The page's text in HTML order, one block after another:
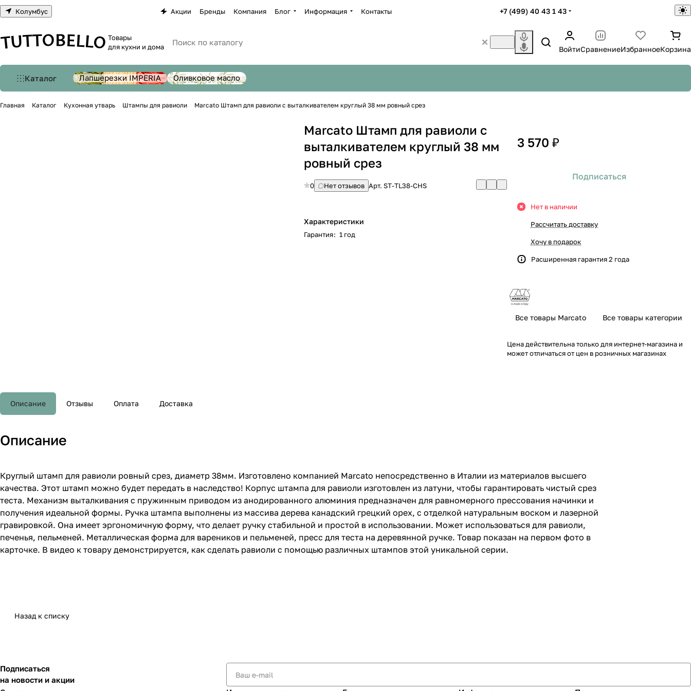
Колумбус Акции Бренды Компания Блог Информация Контакты +7 (499) 40 43 1 43
Товары
для кухни и дома
ВойтиСравнениеИзбранноеКорзина
Каталог Лапшерезки IMPERIA Оливковое масло
Главная Каталог Кухонная утварь Штампы для равиоли Marcato Штамп для равиоли с выталкивателем круглый 38 мм ровный срез
Marcato Штамп для равиоли с
выталкивателем круглый 38 мм
ровный срез
0 Нет отзывов Арт. ST-TL38-СHS
Характеристики
Гарантия: 1 год
3 570 ₽
Подписаться
Нет в наличии
Рассчитать доставку
Хочу в подарок
Расширенная гарантия 2 года
Все товары Marcato Все товары категории
Цена действительна только для интернет-магазина и
может отличаться от цен в розничных магазинах
Описание Отзывы Оплата Доставка
Описание
Круглый штамп для равиоли ровный срез, диаметр 38мм. Изготовлено компанией Marcato непосредственно в Италии из материалов высшего
качества. Этот штамп можно будет передать в наследство! Корпус штампа для равиоли изготовлен из латуни, чтобы гарантировать чистый срез
теста. Механизм выталкивания с пружинным приводом из анодированного алюминия предназначен для равномерного прессования начинки и
получения идеальной формы. Ручка штампа выполнены из массива дерева канадский грецкий орех, с отделкой натуральным воском и лазерной
гравировкой. Она имеет эргономичную форму, что делает ручку стабильной и простой в использовании. Может использоваться для равиоли,
печенья, пельменей. Металлическая форма для вареников и пельменей, пресс для теста на деревянной ручке. Товар показан на первом фото в
карточке. В видео к товару демонстрируется, как сделать равиоли с помощью различных штампов этой уникальной серии.
Назад к списку
Подписаться
на новости и акции